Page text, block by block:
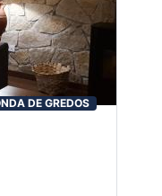
DE GREDOS